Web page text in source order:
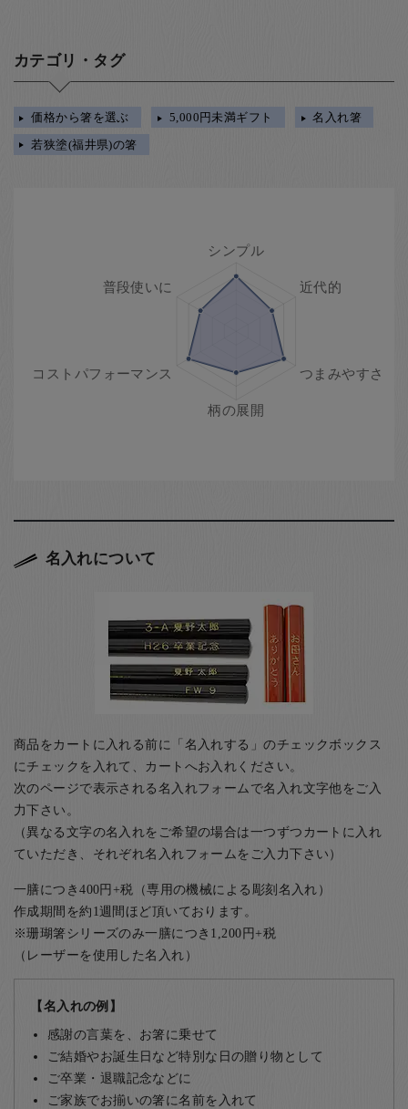
カテゴリ・タグ
価格から箸を選ぶ 5,000円未満ギフト
名入れ箸
若狭塗(福井県)の箸
名入れについて
商品をカートに入れる前に「名入れする」のチェックボックス
にチェックを入れて、カートへお入れください。
次のページで表示される名入れフォームで名入れ文字他をご入
力下さい。
（異なる文字の名入れをご希望の場合は一つずつカートに入れ
ていただき、それぞれ名入れフォームをご入力下さい）
一膳につき400円+税（専用の機械による彫刻名入れ）
作成期間を約1週間ほど頂いております。
※珊瑚箸シリーズのみ一膳につき1,200円+税
（レーザーを使用した名入れ）
【名入れの例】
感謝の言葉を、お箸に乗せて
ご結婚やお誕生日など特別な日の贈り物として
ご卒業・退職記念などに
ご家族でお揃いの箸に名前を入れて